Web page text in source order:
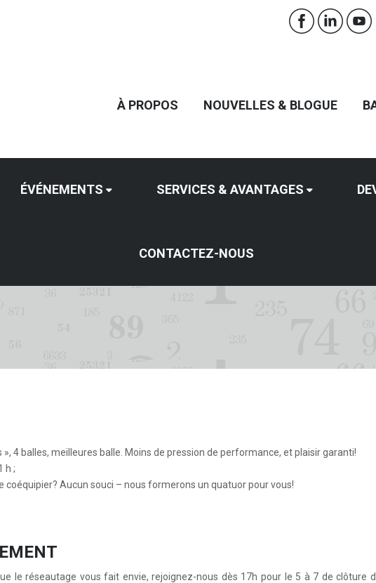
À PROPOS NOUVELLES & BLOGUE
ÉVÉNEMENTS SERVICES & AVANTAGES
CONTACTEZ-NOUS
», 4 balles, meilleures balle. Moins de pression de performance, et plaisir garanti!
h ;
coéquipier? Aucun souci – nous formerons un quatuor pour vous!
le réseautage vous fait envie, rejoignez-nous dès 17h pour le 5 à 7 de clôture